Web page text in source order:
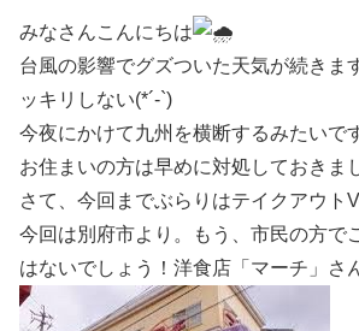
みなさんこんにちは
台風の影響でグズついた天気が続きま
ッキリしない(*´-`)
今夜にかけて九州を横断するみたいで
お住まいの方は早めに対処しておきま
さて、今回までぶらりはテイクアウト
今回は別府市より。もう、市民の方で
はないでしょう！洋食店「マーチ」さ